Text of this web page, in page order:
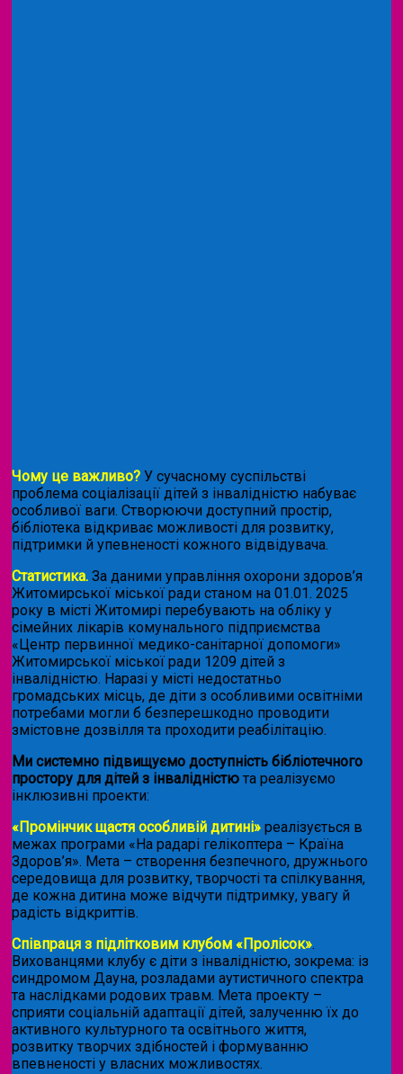
Чому це важливо? У сучасному суспільстві
проблема соціалізації дітей з інвалідністю набуває
особливої ваги. Створюючи доступний простір,
бібліотека відкриває можливості для розвитку,
підтримки й упевненості кожного відвідувача.
Статистика. За даними управління охорони здоров’я
Житомирської міської ради станом на 01.01. 2025
року в місті Житомирі перебувають на обліку у
сімейних лікарів комунального підприємства
«Центр первинної медико-санітарної допомоги»
Житомирської міської ради 1209 дітей з
інвалідністю. Наразі у місті недостатньо
громадських місць, де діти з особливими освітніми
потребами могли б безперешкодно проводити
змістовне дозвілля та проходити реабілітацію.
Ми системно підвищуємо доступність бібліотечного
простору для дітей з інвалідністю та реалізуємо
інклюзивні проекти:
«Промінчик щастя особливій дитині» реалізується в
межах програми «На радарі гелікоптера – Країна
Здоров’я». Мета – створення безпечного, дружнього
середовища для розвитку, творчості та спілкування,
де кожна дитина може відчути підтримку, увагу й
радість відкриттів.
Співпраця з підлітковим клубом «Пролісок».
Вихованцями клубу є діти з інвалідністю, зокрема: із
синдромом Дауна, розладами аутистичного спектра
та наслідками родових травм. Мета проекту –
сприяти соціальній адаптації дітей, залученню їх до
активного культурного та освітнього життя,
розвитку творчих здібностей і формуванню
впевненості у власних можливостях.